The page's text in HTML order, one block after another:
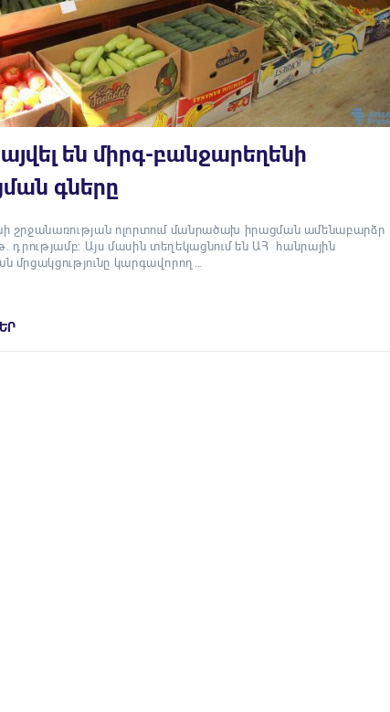
են միրգ-բանջարեղենի
գները
շրջանառության ոլորտում մանրածախ իրացման ամենաբարձր
թ. դրությամբ: Այս մասին տեղեկացնում են ԱՀ հանրային
մրցակցությունը կարգավորող…